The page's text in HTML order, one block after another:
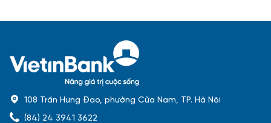
108 Trần Hưng Đạo, phường Cửa Nam, TP. Hà Nội
(84) 24 3941 3622